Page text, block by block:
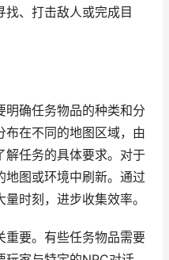
、打击敌人或完成目
明确任务物品的种类和分
布在不同的地图区域，由
解任务的具体要求。对于
地图或环境中刷新。通过
时刻，进步收集效率。
重要。有些任务物品需要